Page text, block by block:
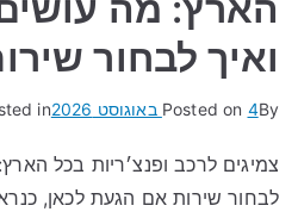
ואיך לבחור
By
Posted on 4 באוגוסט 2026 in
צמיגים לרכב ופנצ׳ריות בכל
לבחור שירות אם הגעת לכאן,